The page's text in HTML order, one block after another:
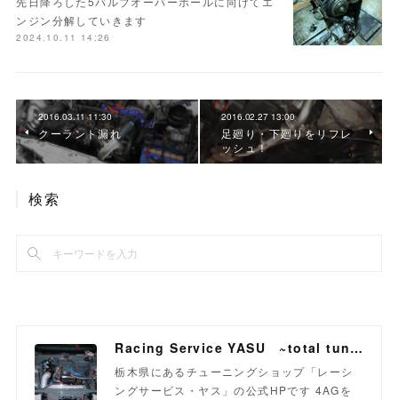
ンジン分解していきます
2024.10.11 14:26
2016.03.11 11:30
クーラント漏れ
2016.02.27 13:00
足廻り・下廻りをリフレ
ッシュ！
検索
Racing Service YASU ~total tuning proshop~
栃木県にあるチューニングショップ「レーシ
ングサービス・ヤス」の公式HPです 4AGを